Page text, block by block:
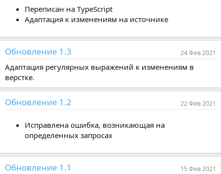
Переписан на TypeScript
Адаптация к изменениям на источнике
Обновление 1.3 24 Фев 2021
Адаптация регулярных выражений к изменениям в
верстке.
Обновление 1.2 22 Фев 2021
Исправлена ошибка, возникающая на
определенных запросах
Обновление 1.1 15 Фев 2021